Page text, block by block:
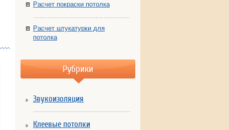
Расчет покраски потолка
Расчет штукатурки для
потолка
Рубрики
Звукоизоляция
Клеевые потолки